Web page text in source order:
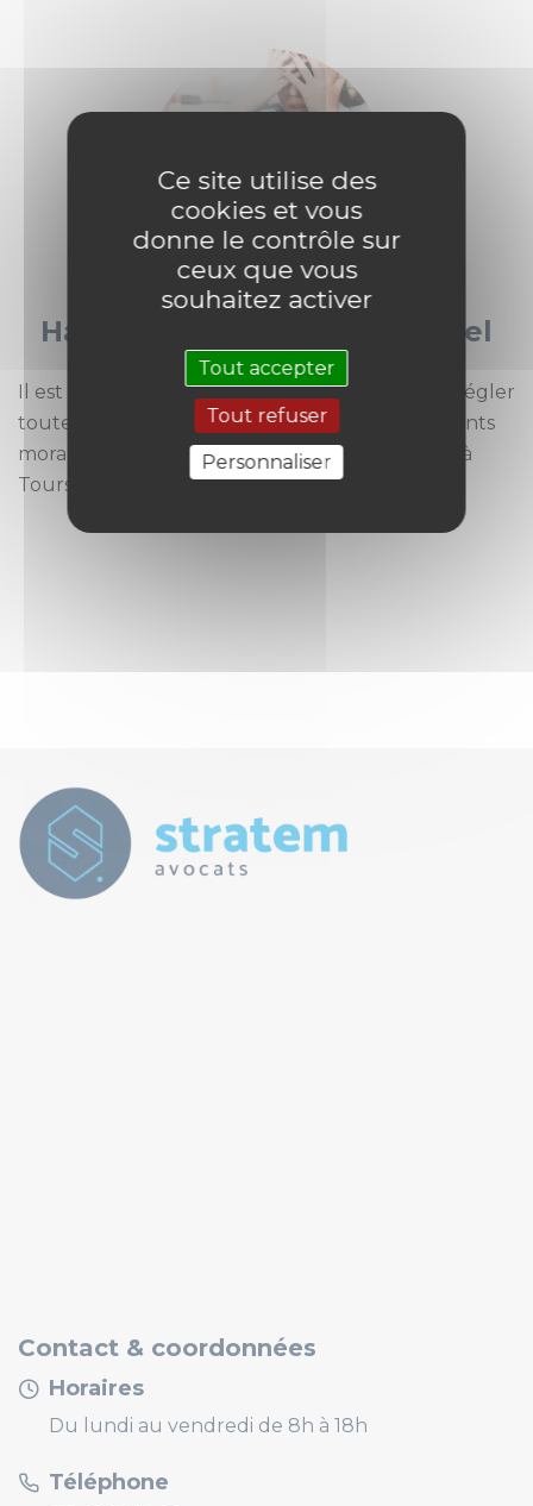
Harcèlement moral ou sexuel
Il est possible avec l’assistance d’un avocat, de régler
toutes les problématiques liées aux harcèlements
moral ou sexuel. Contactez STRATEM Avocats à
Tours.
Contact & coordonnées
Horaires
Du lundi au vendredi de 8h à 18h
Téléphone
Ce site utilise des
cookies et vous
donne le contrôle sur
ceux que vous
souhaitez activer
Tout accepter
Tout refuser
Personnaliser